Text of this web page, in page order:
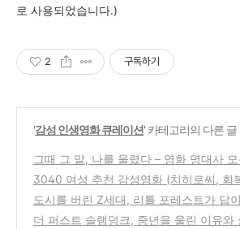
로 사용되었습니다.)
2 구독하기
'감성 인생영화 큐레이션' 카테고리의 다른 글
그때 그 말, 나를 울렸다 – 영화 명대사 모
(3)
3040 여성 추천 감성영화 (치히로씨, 회
간)
(4)
도시를 버린 Z세대, 리틀 포레스트가 답
까?
(3)
더 퍼스트 슬램덩크, 중년을 울린 이유와